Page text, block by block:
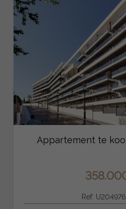
Appartement te
Ref: